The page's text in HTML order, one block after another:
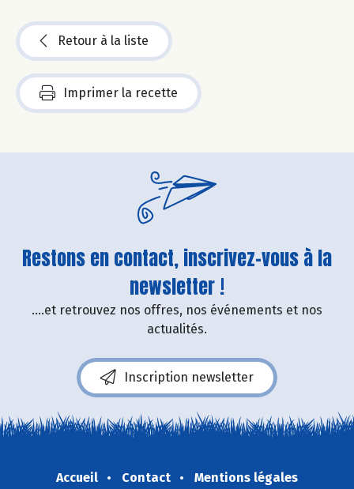
Retour à la liste
Imprimer la recette
Restons en contact, inscrivez-vous à la
newsletter !
....et retrouvez nos offres, nos événements et nos
actualités.
Inscription newsletter
Accueil Contact
Mentions légales